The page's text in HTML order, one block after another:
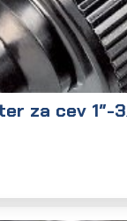
za cev 1″-